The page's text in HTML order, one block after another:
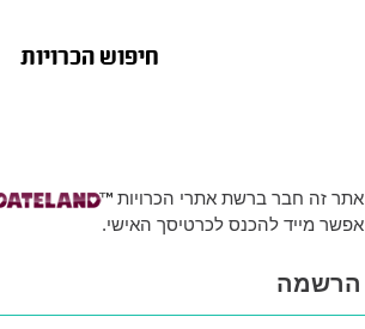
חיפוש הכרויות
אתר זה חבר ברשת אתרי הכרויות
אפשר מייד להכנס לכרטיסך האישי.
הרשמה